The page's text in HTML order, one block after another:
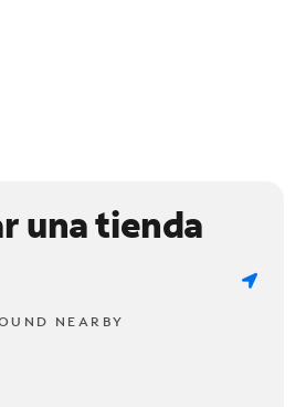
una tienda
NEARBY